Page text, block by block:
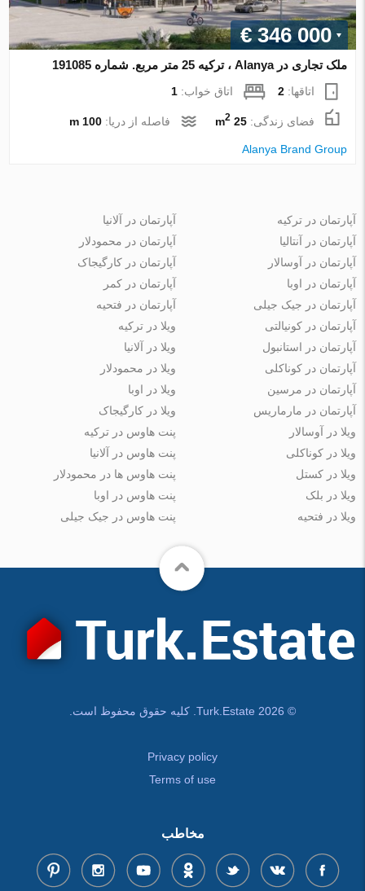
€ 346 000
ملک تجاری در Alanya ، ترکیه 25 متر مربع. شماره 191085
اتاقها:2 اتاق خواب:1
فضای زندگی:25 m
2 فاصله از دریا:100 m
Alanya Brand Group
آپارتمان در ترکیه
آپارتمان در آنتالیا
آپارتمان در آوسالار
آپارتمان در اوبا
آپارتمان در جیک جیلی
آپارتمان در آلانیا
آپارتمان در محمودلار
آپارتمان در کارگیجاک
آپارتمان در کمر
آپارتمان در فتحیه
آپارتمان در کونیالتی
آپارتمان در استانبول
آپارتمان در کوناکلی
آپارتمان در مرسین
آپارتمان در مارماریس
ویلا در ترکیه
ویلا در آلانیا
ویلا در محمودلار
ویلا در اوبا
ویلا در کارگیجاک
ویلا در آوسالار
ویلا در کوناکلی
ویلا در کستل
ویلا در بلک
ویلا در فتحیه
پنت هاوس در ترکیه
پنت هاوس در آلانیا
پنت هاوس ها در محمودلار
پنت هاوس در اوبا
پنت هاوس در جیک جیلی
© Turk.Estate 2026. کلیه حقوق محفوظ است.
Privacy policy
Terms of use
مخاطب